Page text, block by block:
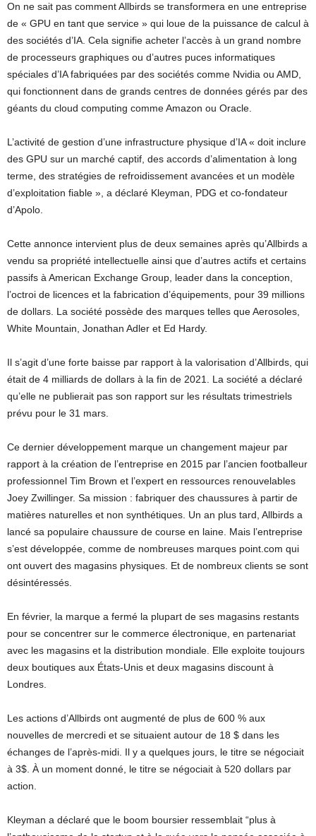
On ne sait pas comment Allbirds se transformera en une entreprise
de « GPU en tant que service » qui loue de la puissance de calcul à
des sociétés d’IA. Cela signifie acheter l’accès à un grand nombre
de processeurs graphiques ou d’autres puces informatiques
spéciales d’IA fabriquées par des sociétés comme Nvidia ou AMD,
qui fonctionnent dans de grands centres de données gérés par des
géants du cloud computing comme Amazon ou Oracle.
L’activité de gestion d’une infrastructure physique d’IA « doit inclure
des GPU sur un marché captif, des accords d’alimentation à long
terme, des stratégies de refroidissement avancées et un modèle
d’exploitation fiable », a déclaré Kleyman, PDG et co-fondateur
d’Apolo.
Cette annonce intervient plus de deux semaines après qu’Allbirds a
vendu sa propriété intellectuelle ainsi que d’autres actifs et certains
passifs à American Exchange Group, leader dans la conception,
l’octroi de licences et la fabrication d’équipements, pour 39 millions
de dollars. La société possède des marques telles que Aerosoles,
White Mountain, Jonathan Adler et Ed Hardy.
Il s’agit d’une forte baisse par rapport à la valorisation d’Allbirds, qui
était de 4 milliards de dollars à la fin de 2021. La société a déclaré
qu’elle ne publierait pas son rapport sur les résultats trimestriels
prévu pour le 31 mars.
Ce dernier développement marque un changement majeur par
rapport à la création de l’entreprise en 2015 par l’ancien footballeur
professionnel Tim Brown et l’expert en ressources renouvelables
Joey Zwillinger. Sa mission : fabriquer des chaussures à partir de
matières naturelles et non synthétiques. Un an plus tard, Allbirds a
lancé sa populaire chaussure de course en laine. Mais l’entreprise
s’est développée, comme de nombreuses marques point.com qui
ont ouvert des magasins physiques. Et de nombreux clients se sont
désintéressés.
En février, la marque a fermé la plupart de ses magasins restants
pour se concentrer sur le commerce électronique, en partenariat
avec les magasins et la distribution mondiale. Elle exploite toujours
deux boutiques aux États-Unis et deux magasins discount à
Londres.
Les actions d’Allbirds ont augmenté de plus de 600 % aux
nouvelles de mercredi et se situaient autour de 18 $ dans les
échanges de l’après-midi. Il y a quelques jours, le titre se négociait
à 3$. À un moment donné, le titre se négociait à 520 dollars par
action.
Kleyman a déclaré que le boom boursier ressemblait “plus à